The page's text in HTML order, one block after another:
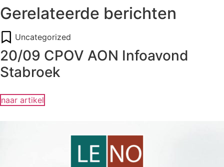
Gerelateerde berichten
Uncategorized
20/09 CPOV AON Infoavond
Stabroek
naar artikel